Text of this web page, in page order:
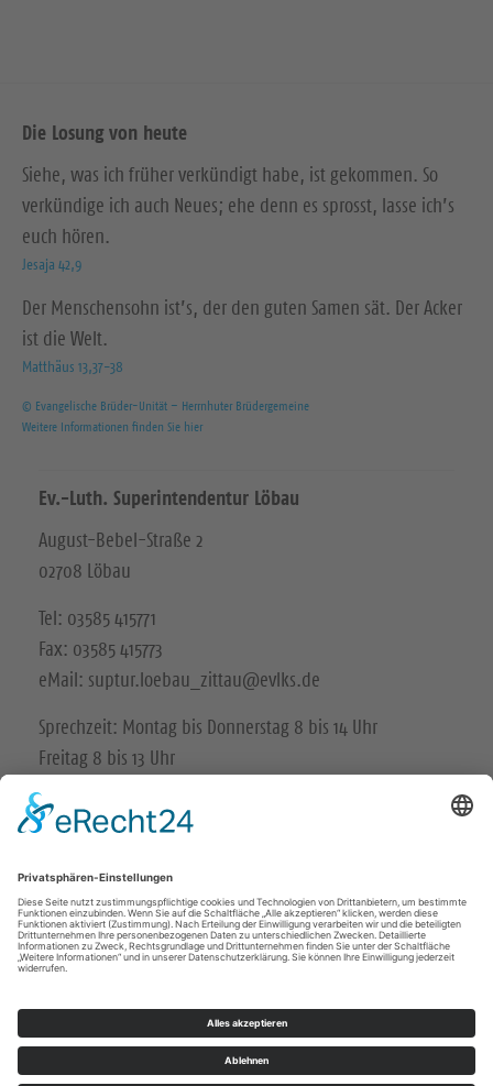
Die Losung von heute
Siehe, was ich früher verkündigt habe, ist gekommen. So
verkündige ich auch Neues; ehe denn es sprosst, lasse ich’s
euch hören.
Jesaja 42,9
Der Menschensohn ist’s, der den guten Samen sät. Der Acker
ist die Welt.
Matthäus 13,37-38
© Evangelische Brüder-Unität – Herrnhuter Brüdergemeine
Weitere Informationen finden Sie hier
Ev.-Luth. Superintendentur Löbau
August-Bebel-Straße 2
02708 Löbau
Tel: 03585 415771
Fax: 03585 415773
eMail: suptur.loebau_zittau@evlks.de
Sprechzeit: Montag bis Donnerstag 8 bis 14 Uhr
Freitag 8 bis 13 Uhr